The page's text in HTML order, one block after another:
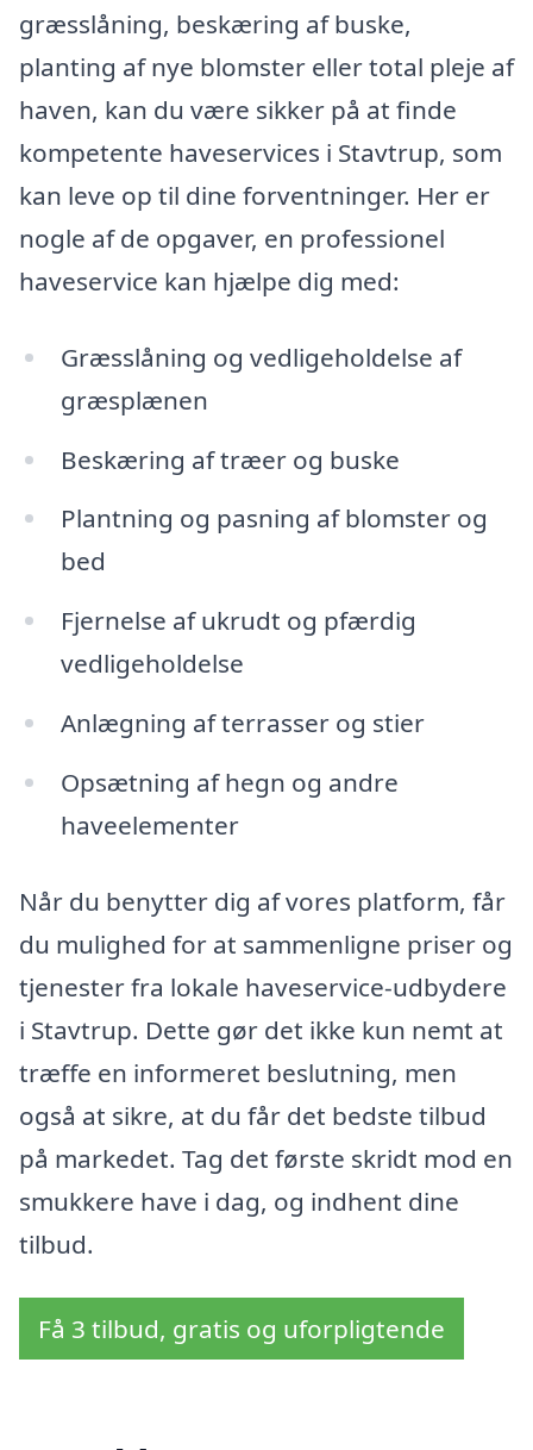
græsslåning, beskæring af buske,
planting af nye blomster eller total pleje af
haven, kan du være sikker på at finde
kompetente haveservices i Stavtrup, som
kan leve op til dine forventninger. Her er
nogle af de opgaver, en professionel
haveservice kan hjælpe dig med:
Græsslåning og vedligeholdelse af
græsplænen
Beskæring af træer og buske
Plantning og pasning af blomster og
bed
Fjernelse af ukrudt og pfærdig
vedligeholdelse
Anlægning af terrasser og stier
Opsætning af hegn og andre
haveelementer
Når du benytter dig af vores platform, får
du mulighed for at sammenligne priser og
tjenester fra lokale haveservice-udbydere
i Stavtrup. Dette gør det ikke kun nemt at
træffe en informeret beslutning, men
også at sikre, at du får det bedste tilbud
på markedet. Tag det første skridt mod en
smukkere have i dag, og indhent dine
tilbud.
Få 3 tilbud, gratis og uforpligtende